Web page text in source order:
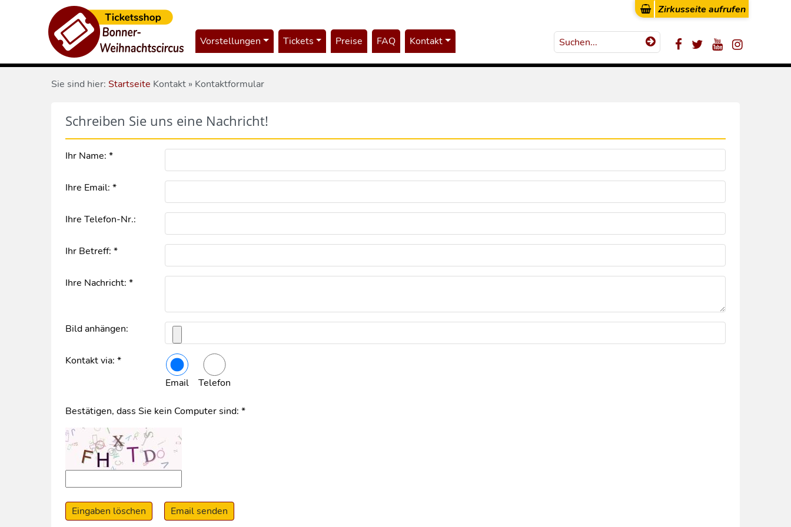
Zirkusseite aufrufen
Vorstellungen Tickets Preise FAQ Kontakt
Sie sind hier: Startseite Kontakt » Kontaktformular
Schreiben Sie uns eine Nachricht!
Ihr Name: *
Ihre Email: *
Ihre Telefon-Nr.:
Ihr Betreff: *
Ihre Nachricht: *
Bild anhängen:
Kontakt via: *
Email
Telefon
Bestätigen, dass Sie kein Computer sind: *
Eingaben löschen Email senden